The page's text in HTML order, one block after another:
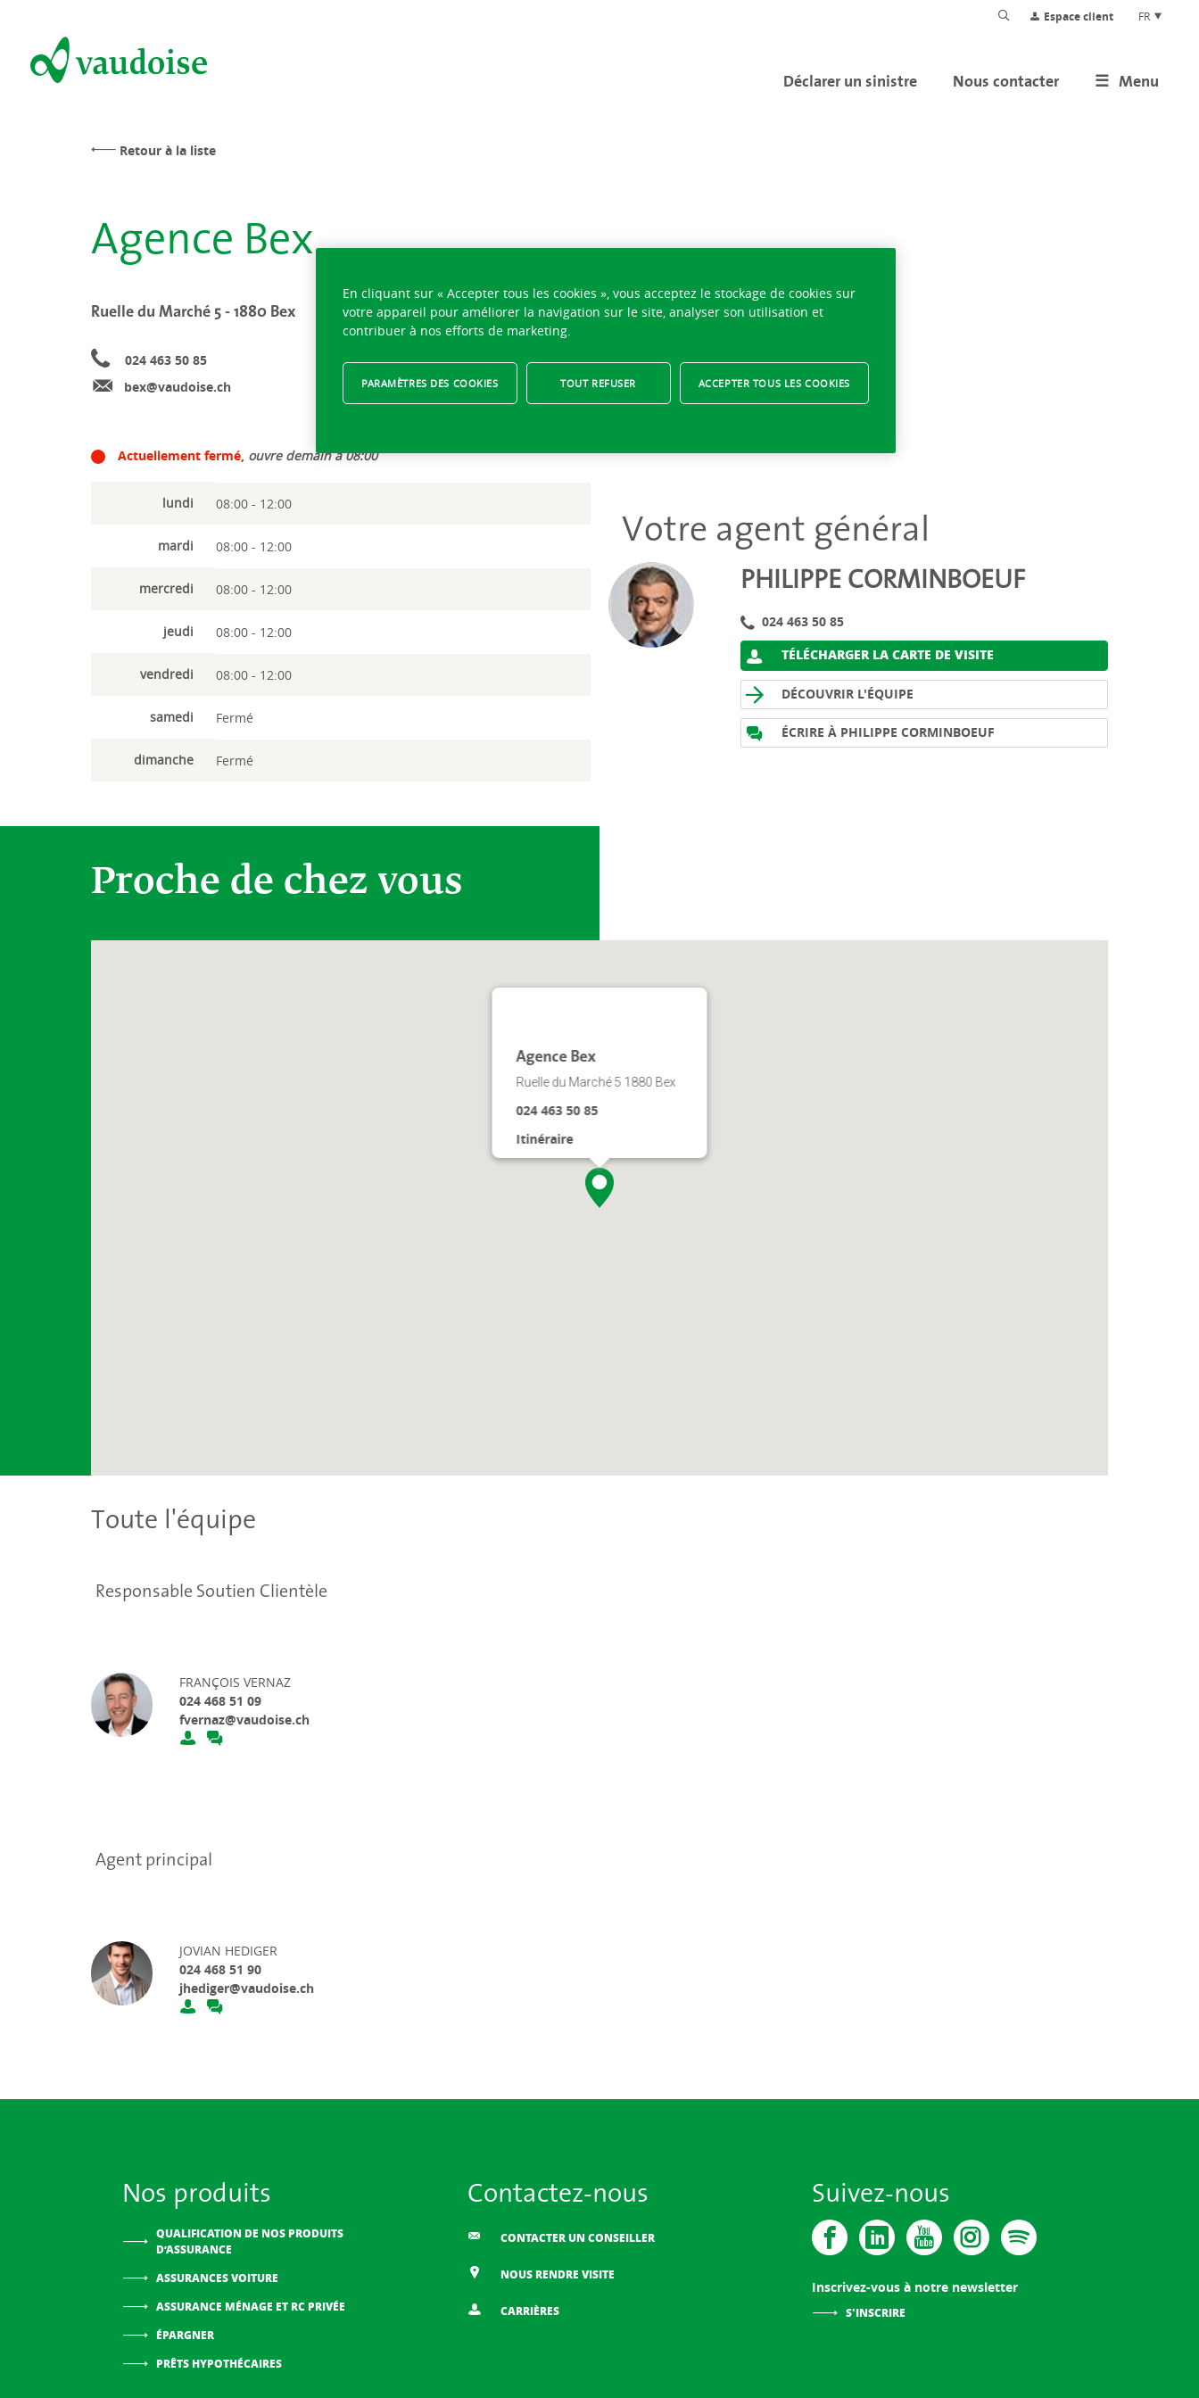
Espace client FR
Menu
Nous contacter
Déclarer un sinistre
Retour à la liste
Agence Bex
Ruelle du Marché 5 - 1880 Bex
024 463 50 85
bex@vaudoise.ch
Votre agent général
PHILIPPE CORMINBOEUF
024 463 50 85
TÉLÉCHARGER LA CARTE DE VISITE
DÉCOUVRIR L'ÉQUIPE
ÉCRIRE À PHILIPPE CORMINBOEUF
Actuellement fermé, ouvre demain à 08:00
lundi 08:00 - 12:00
mardi 08:00 - 12:00
mercredi 08:00 - 12:00
jeudi 08:00 - 12:00
vendredi 08:00 - 12:00
samedi Fermé
dimanche Fermé
Proche de chez vous
Agence Bex
Ruelle du Marché 5 1880 Bex
024 463 50 85
Itinéraire
Toute l'équipe
Responsable Soutien Clientèle
FRANÇOIS VERNAZ
024 468 51 09
fvernaz@vaudoise.ch
Agent principal
JOVIAN HEDIGER
024 468 51 90
jhediger@vaudoise.ch
Nos produits
QUALIFICATION DE NOS PRODUITS
D’ASSURANCE
ASSURANCES VOITURE
ASSURANCE MÉNAGE ET RC PRIVÉE
ÉPARGNER
PRÊTS HYPOTHÉCAIRES
Contactez-nous
CONTACTER UN CONSEILLER
NOUS RENDRE VISITE
CARRIÈRES
Suivez-nous
Inscrivez-vous à notre newsletter
S'INSCRIRE
En cliquant sur « Accepter tous les cookies », vous acceptez le stockage de cookies sur
votre appareil pour améliorer la navigation sur le site, analyser son utilisation et
contribuer à nos efforts de marketing.
TOUT REFUSER ACCEPTER TOUS LES COOKIES
PARAMÈTRES DES COOKIES